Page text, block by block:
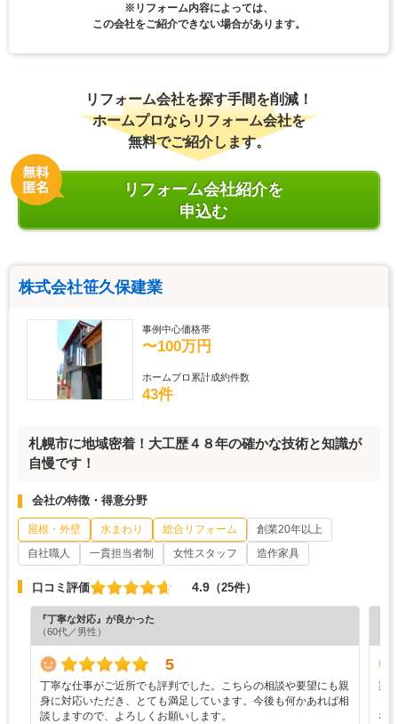
※リフォーム内容によっては、
この会社をご紹介できない場合があります。
リフォーム会社を探す手間を削減！
ホームプロならリフォーム会社を
無料でご紹介します。
リフォーム会社紹介を
申込む
株式会社笹久保建業
事例中心価格帯
〜100万円
ホームプロ累計成約件数
43件
札幌市に地域密着！大工歴４８年の確かな技術と知識が
自慢です！
会社の特徴・得意分野
屋根・外壁 水まわり 総合リフォーム
創業20年以上
自社職人
一貫担当者制 女性スタッフ 造作家具
口コミ評価 4.9 （25件）
『丁寧な対応』が良かった
（60代／男性）
5
丁寧な仕事がご近所でも評判でした。こちらの相談や要望にも親
身に対応いただき、とても満足しています。今後も何かあれば相
談しますので、よろしくお願いします。
期
な